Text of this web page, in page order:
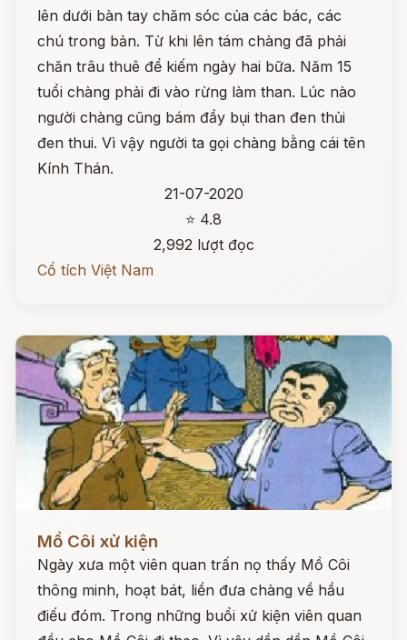
lên dưới bàn tay chăm sóc của các bác, các
chú trong bản. Từ khi lên tám chàng đã phải
chăn trâu thuê để kiếm ngày hai bữa. Năm 15
tuổi chàng phải đi vào rừng làm than. Lúc nào
người chàng cũng bám đầy bụi than đen thủi
đen thui. Vì vậy người ta gọi chàng bằng cái tên
Kính Thán.
21-07-2020
⭐ 4.8
2,992 lượt đọc
Cổ tích Việt Nam
Đọc ngay
Mồ Côi xử kiện
Ngày xưa một viên quan trấn nọ thấy Mồ Côi
thông minh, hoạt bát, liền đưa chàng về hầu
điếu đóm. Trong những buổi xử kiện viên quan